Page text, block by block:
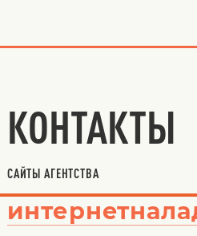
КОНТАКТЫ
САЙТЫ АГЕНТСТВА